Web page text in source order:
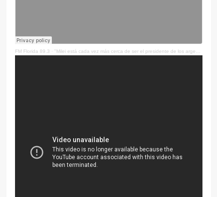
FM Florida 89.3 · "Milei está cada vez más cerca de ser el presidente de los argentinos"